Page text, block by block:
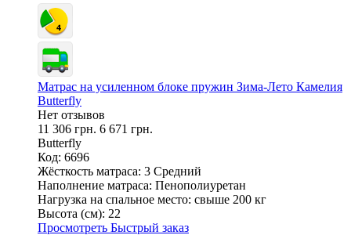
Матрас на усиленном блоке пружин Зима-Лето Камелия
Butterfly
Нет отзывов
11 306 грн. 6 671 грн.
Butterfly
Код: 6696
Жёсткость матраса: 3 Средний
Наполнение матраса: Пенополиуретан
Нагрузка на спальное место: свыше 200 кг
Высота (см): 22
Просмотреть Быстрый заказ